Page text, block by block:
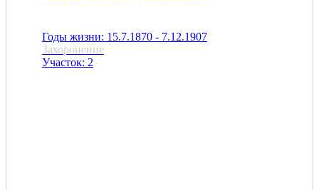
Годы жизни: 15.7.1870 - 7.12.1907
Захоронение
Участок: 2